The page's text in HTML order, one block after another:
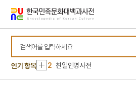
바로가기
바로가기
검색어
인기 항목
10 성학십도
1 대정실업친목회
2 친일인명사전
3 가평 이곡리 집터